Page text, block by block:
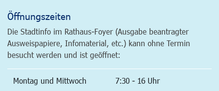
Öffnungszeiten
Die Stadtinfo im Rathaus-Foyer (Ausgabe beantragter
Ausweispapiere, Infomaterial, etc.) kann ohne Termin
besucht werden und ist geöffnet:
Montag und Mittwoch 7:30 - 16 Uhr